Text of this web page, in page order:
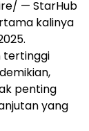
— StarHub
kalinya
tertinggi
penting
yang